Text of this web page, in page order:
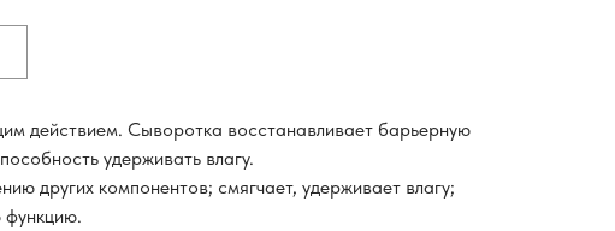
действием. Сыворотка восстанавливает барьерную
удерживать влагу.
других компонентов; смягчает, удерживает влагу;